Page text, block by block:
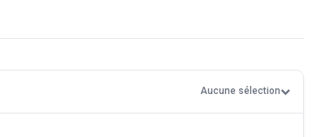
Aucune sélection